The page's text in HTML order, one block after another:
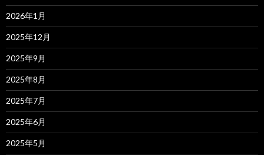
2026年1月
2025年12月
2025年9月
2025年8月
2025年7月
2025年6月
2025年5月